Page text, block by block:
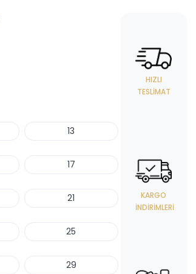
13
17
21
25
29
HIZLI
TESLIMAT
KARGO
İNDIRIMLERI